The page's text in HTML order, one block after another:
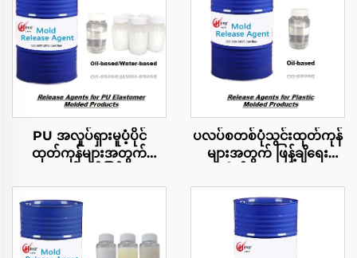
PU အလှုပ်ရှားမူပံ့ပိုင်
ထုတ်ကုန်များအတွက်
အစားအသောက်
ပလပ်စတစ်ပုံသွင်းထုတ်ကုန်
များအတွက် ဖြန့်ချိရေး